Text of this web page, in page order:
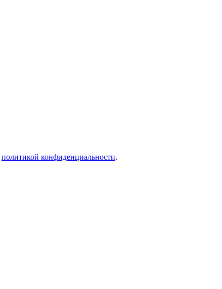
политикой конфиденциальности.